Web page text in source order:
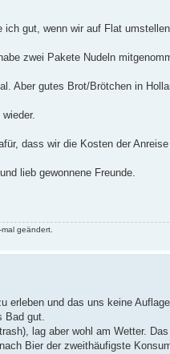
gut, wenn wir auf Flat
zwei Pakete Nudeln
Aber gutes Brot/Brötchen in
dass wir die Kosten der
lieb gewonnene Freunde.
geändert.
erleben und das uns keine
Bad gut.
lag aber wohl am Wetter.
Bier der zweithäufigste